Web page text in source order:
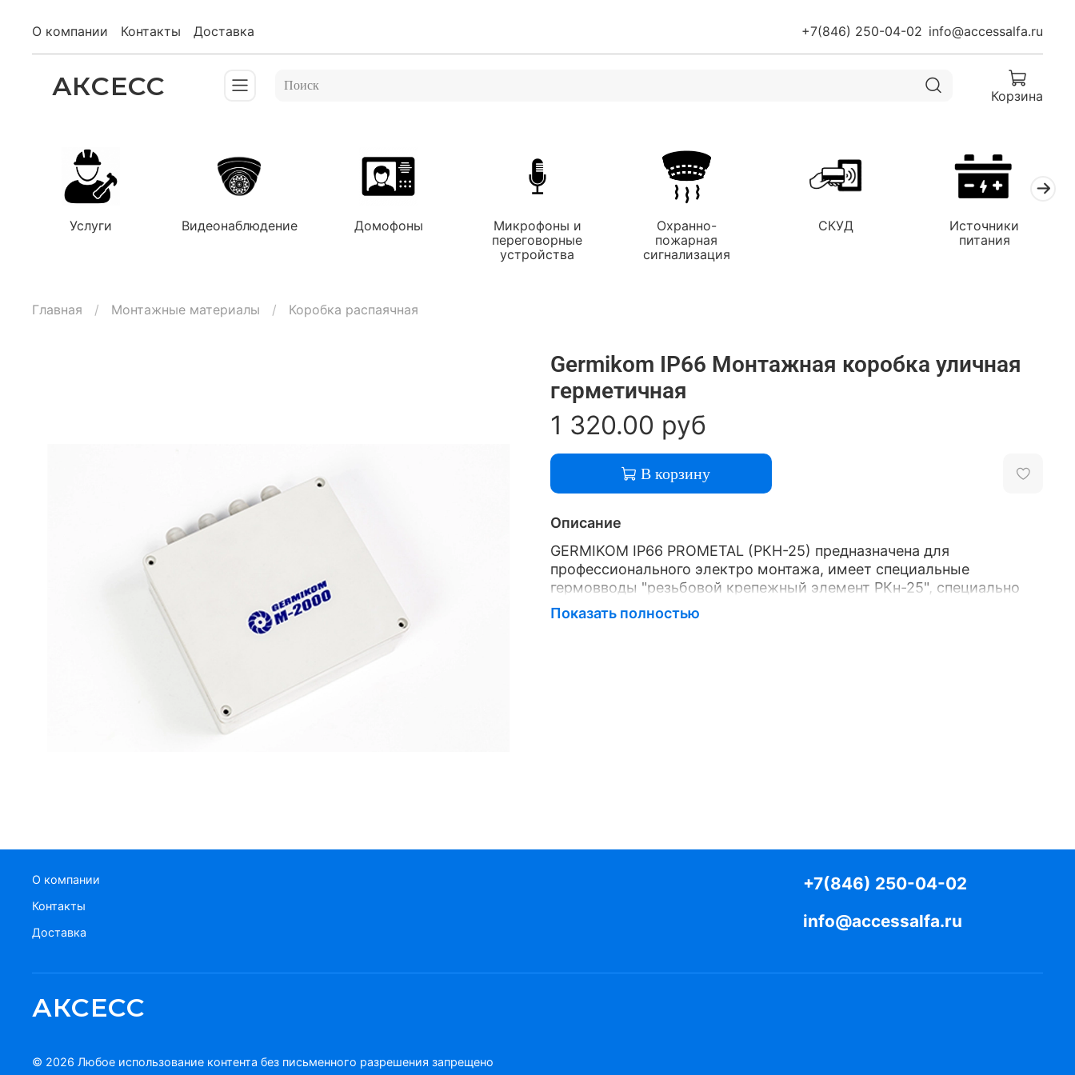
О компании Контакты Доставка +7(846) 250-04-02 info@accessalfa.ru
АКСЕСС Корзина
Услуги Видеонаблюдение Домофоны
Микрофоны и
переговорные
устройства
Охранно-
пожарная
сигнализация
СКУД
Источники
питания
Главная Монтажные материалы Коробка распаячная
Germikom IP66 Монтажная коробка уличная
герметичная
1 320.00 руб
В корзину
Описание
GERMIKOM IP66 PROMETAL (РКН-25) предназначена для
профессионального электро монтажа, имеет специальные
гермовводы "резьбовой крепежный элемент РКн-25", специально
предназначенных для закрепления металлических гофро - труб,
монтируемых для прокладки коммуникаций электро сетей.
Показать полностью
О компании
Контакты
Доставка
+7(846) 250-04-02
info@accessalfa.ru
АКСЕСС
© 2026 Любое использование контента без письменного разрешения запрещено